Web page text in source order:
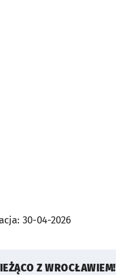
30-04-2026
Z WROCŁAWIEM!